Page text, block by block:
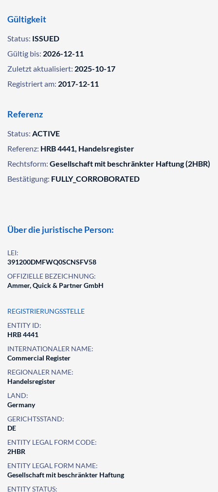
Gültigkeit
Status: ISSUED
Gültig bis: 2026-12-11
Zuletzt aktualisiert: 2025-10-17
Registriert am: 2017-12-11
Referenz
Status: ACTIVE
Referenz: HRB 4441, Handelsregister
Rechtsform: Gesellschaft mit beschränkter Haftung (2HBR)
Bestätigung: FULLY_CORROBORATED
Über die juristische Person:
LEI:
391200DMFWQ0SCNSFV58
OFFIZIELLE BEZEICHNUNG:
Ammer, Quick & Partner GmbH
REGISTRIERUNGSSTELLE
ENTITY ID:
HRB 4441
INTERNATIONALER NAME:
Commercial Register
REGIONALER NAME:
Handelsregister
LAND:
Germany
GERICHTSSTAND:
DE
ENTITY LEGAL FORM CODE:
2HBR
ENTITY LEGAL FORM NAME:
Gesellschaft mit beschränkter Haftung
ENTITY STATUS: